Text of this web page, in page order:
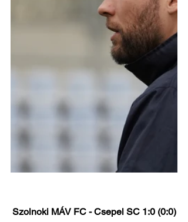
Szolnoki MÁV FC - Csepel SC 1:0 (0:0)